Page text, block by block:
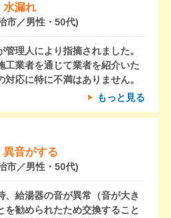
水漏れ
市／男性・50代)
理人により指摘されました。
工業者を通じて業者を紹介いた
応に特に不満はありません。
もっと見る
異音がする
市／男性・50代)
給湯器の音が異常（音が大き
を勧められたため交換すること